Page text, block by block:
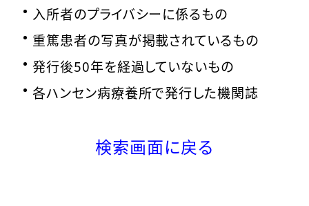
入所者のプライバシーに係るもの
重篤患者の写真が掲載されているもの
発行後50年を経過していないもの
各ハンセン病療養所で発行した機関誌
検索画面に戻る